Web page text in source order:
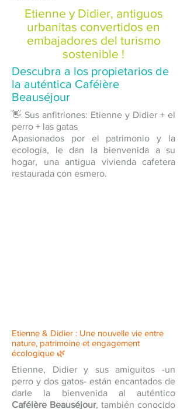
Etienne y Didier, antiguos
urbanitas convertidos en
embajadores del turismo
sostenible !
Descubra a los propietarios de
la auténtica Caféière
Beauséjour
👋 Sus anfitriones: Etienne y Didier + el
perro + las gatas
Apasionados por el patrimonio y la
ecología, le dan la bienvenida a su
hogar, una antigua vivienda cafetera
restaurada con esmero.
Etienne & Didier : Une nouvelle vie entre
nature, patrimoine et engagement
écologique 🌿
Etienne, Didier y sus amiguitos -un
perro y dos gatos- están encantados de
darle la bienvenida al auténtico
Caféière Beauséjour, también conocido